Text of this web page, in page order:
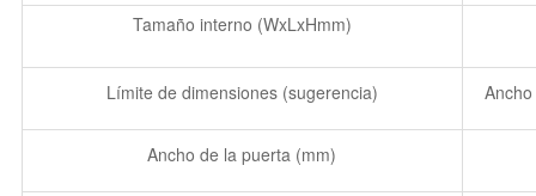
Tamaño interno (WxLxHmm)
Límite de dimensiones (sugerencia)
Ancho de la puerta (mm)